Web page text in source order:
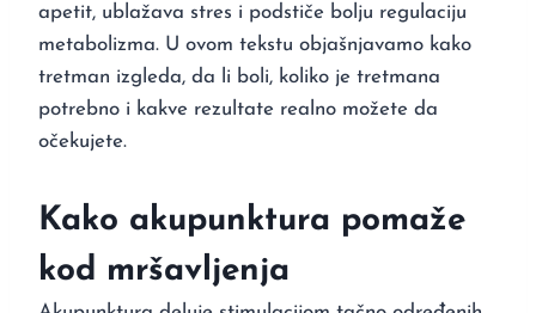
apetit, ublažava stres i podstiče bolju regulaciju
metabolizma. U ovom tekstu objašnjavamo kako
tretman izgleda, da li boli, koliko je tretmana
potrebno i kakve rezultate realno možete da
očekujete.
Kako akupunktura pomaže
kod mršavljenja